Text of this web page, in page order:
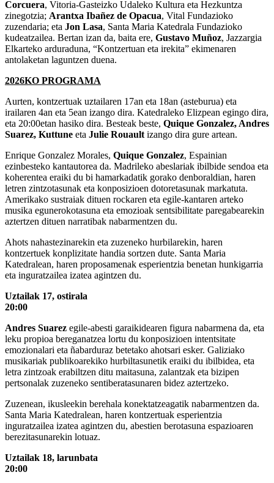
Corcuera, Vitoria-Gasteizko Udaleko Kultura eta Hezkuntza
zinegotzia; Arantxa Ibañez de Opacua, Vital Fundazioko
zuzendaria; eta Jon Lasa, Santa Maria Katedrala Fundazioko
kudeatzailea. Bertan izan da, baita ere, Gustavo Muñoz, Jazzargia
Elkarteko arduraduna, “Kontzertuan eta irekita” ekimenaren
antolaketan laguntzen duena.
2026KO PROGRAMA
Aurten, kontzertuak uztailaren 17an eta 18an (asteburua) eta
irailaren 4an eta 5ean izango dira. Katedraleko Elizpean egingo dira,
eta 20:00etan hasiko dira. Besteak beste, Quique Gonzalez, Andres
Suarez, Kuttune eta Julie Rouault izango dira gure artean.
Enrique Gonzalez Morales, Quique Gonzalez, Espainian
ezinbesteko kantautorea da. Madrileko abeslariak ibilbide sendoa eta
koherentea eraiki du bi hamarkadatik gorako denboraldian, haren
letren zintzotasunak eta konposizioen dotoretasunak markatuta.
Amerikako sustraiak dituen rockaren eta egile-kantaren arteko
musika egunerokotasuna eta emozioak sentsibilitate paregabearekin
aztertzen dituen narratibak nabarmentzen du.
Ahots nahastezinarekin eta zuzeneko hurbilarekin, haren
kontzertuek konplizitate handia sortzen dute. Santa Maria
Katedralean, haren proposamenak esperientzia benetan hunkigarria
eta inguratzailea izatea agintzen du.
Uztailak 17, ostirala
20:00
Andres Suarez egile-abesti garaikidearen figura nabarmena da, eta
leku propioa bereganatzea lortu du konposizioen intentsitate
emozionalari eta ñabarduraz betetako ahotsari esker. Galiziako
musikariak publikoarekiko hurbiltasunetik eraiki du ibilbidea, eta
letra zintzoak erabiltzen ditu maitasuna, zalantzak eta bizipen
pertsonalak zuzeneko sentiberatasunaren bidez aztertzeko.
Zuzenean, ikusleekin berehala konektatzeagatik nabarmentzen da.
Santa Maria Katedralean, haren kontzertuak esperientzia
inguratzailea izatea agintzen du, abestien berotasuna espazioaren
berezitasunarekin lotuaz.
Uztailak 18, larunbata
20:00